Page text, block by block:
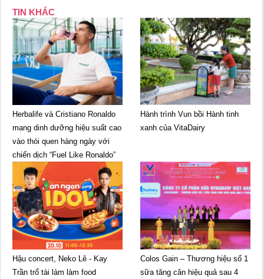
TIN KHÁC
Herbalife và Cristiano Ronaldo
mang dinh dưỡng hiệu suất cao
vào thói quen hàng ngày với
chiến dịch “Fuel Like Ronaldo”
Hành trình Vun bồi Hành tinh
xanh của VitaDairy
Hậu concert, Neko Lê - Kay
Trần trổ tài làm làm food
Colos Gain – Thương hiệu số 1
sữa tăng cân hiệu quả sau 4